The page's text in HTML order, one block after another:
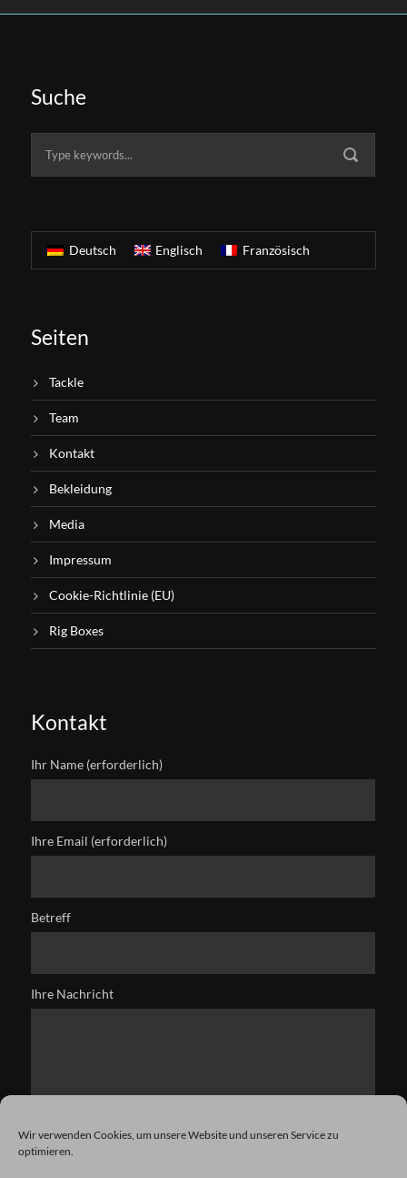
Wir verwenden Cookies, um unsere Website und unseren Service zu
optimieren.
Suche
Deutsch Englisch Französisch
Seiten
Tackle
Team
Kontakt
Bekleidung
Media
Impressum
Cookie-Richtlinie (EU)
Rig Boxes
Kontakt
Ihr Name (erforderlich)
Ihre Email (erforderlich)
Betreff
Ihre Nachricht